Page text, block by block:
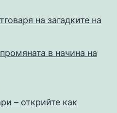
на загадките на
в начина на
– открийте как